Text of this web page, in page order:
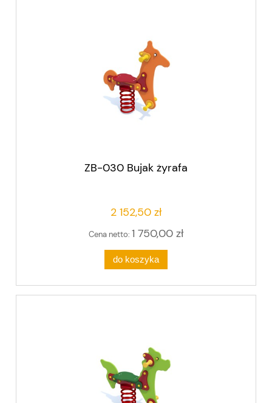
ZB-030 Bujak żyrafa
2 152,50 zł
Cena netto: 1 750,00 zł
do koszyka